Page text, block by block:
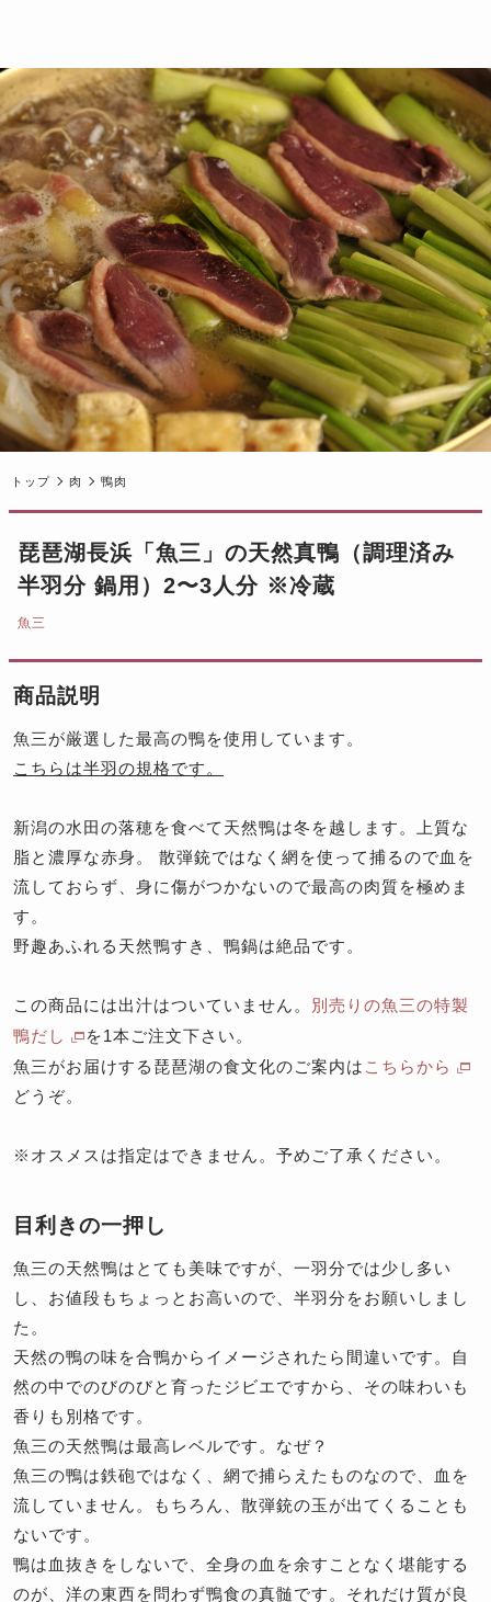
トップ 肉 鴨肉
琵琶湖長浜「魚三」の天然真鴨（調理済み
半羽分 鍋用）2〜3人分 ※冷蔵
魚三
商品説明
魚三が厳選した最高の鴨を使用しています。
こちらは半羽の規格です。
新潟の水田の落穂を食べて天然鴨は冬を越します。上質な
脂と濃厚な赤身。 散弾銃ではなく網を使って捕るので血を
流しておらず、身に傷がつかないので最高の肉質を極めま
す。
野趣あふれる天然鴨すき、鴨鍋は絶品です。
この商品には出汁はついていません。 別売りの魚三の特製
鴨だし
を1本ご注文下さい。
魚三がお届けする琵琶湖の食文化のご案内は こちらから
どうぞ。
※オスメスは指定はできません。予めご了承ください。
目利きの一押し
魚三の天然鴨はとても美味ですが、一羽分では少し多い
し、お値段もちょっとお高いので、半羽分をお願いしまし
た。
天然の鴨の味を合鴨からイメージされたら間違いです。自
然の中でのびのびと育ったジビエですから、その味わいも
香りも別格です。
魚三の天然鴨は最高レベルです。なぜ？
魚三の鴨は鉄砲ではなく、網で捕らえたものなので、血を
流していません。もちろん、散弾銃の玉が出てくることも
ないです。
鴨は血抜きをしないで、全身の血を余すことなく堪能する
のが、洋の東西を問わず鴨食の真髄です。それだけ質が良